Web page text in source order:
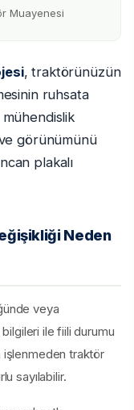
Muayenesi
, traktörünüzün
ruhsata
ve görünümünü
plakalı
Neden
veya
ile fiili durumu
işlenmeden traktör
sayılabilir.